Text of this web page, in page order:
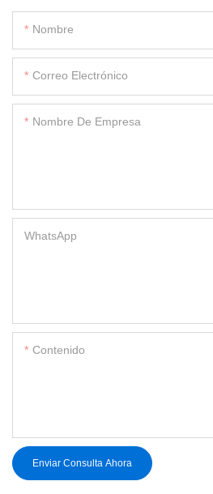
Nombre
Correo Electrónico
Nombre De Empresa
WhatsApp
Contenido
Enviar Consulta Ahora